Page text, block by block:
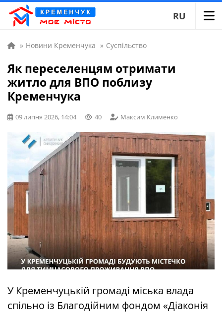
RU
» Новини Кременчука » Суспільство
Як переселенцям отримати
житло для ВПО поблизу
Кременчука
09 липня 2026, 14:04 40 Максим Клименко
У Кременчуцькій громаді міська влада
спільно із Благодійним фондом «Діаконія